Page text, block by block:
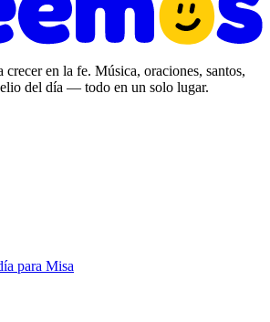
crecer en la fe. Música, oraciones, santos,
del día — todo en un solo lugar.
para Misa